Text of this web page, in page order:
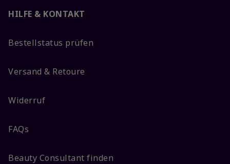
HILFE & KONTAKT
Bestellstatus prüfen
Versand & Retoure
Widerruf
FAQs
Beauty Consultant finden